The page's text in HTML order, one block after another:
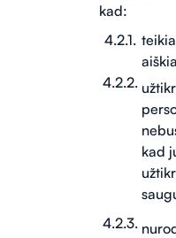
kad:
kad